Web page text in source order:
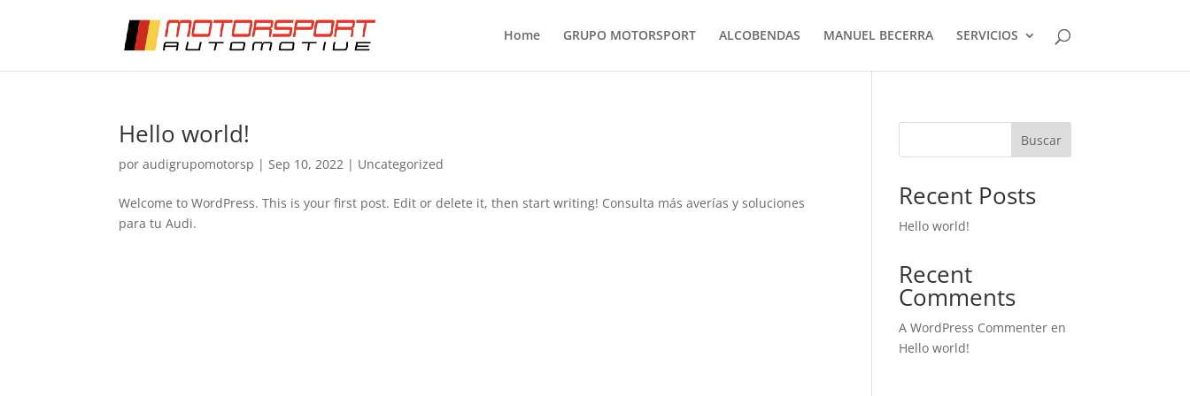
Home GRUPO MOTORSPORT ALCOBENDAS MANUEL BECERRA SERVICIOS
Hello world!
poraudigrupomotorsp |Sep 10, 2022 | Uncategorized
Welcome to WordPress. This is your first post. Edit or delete it, then start writing! Consulta más averías y soluciones
para tu Audi.
Buscar
Recent Posts
Hello world!
Recent
Comments
A WordPress Commenter en
Hello world!